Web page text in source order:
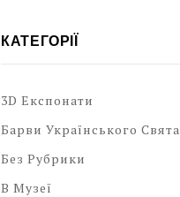
КАТЕГОРІЇ
3D Експонати
Барви Українського Свята
Без Рубрики
В Музеї